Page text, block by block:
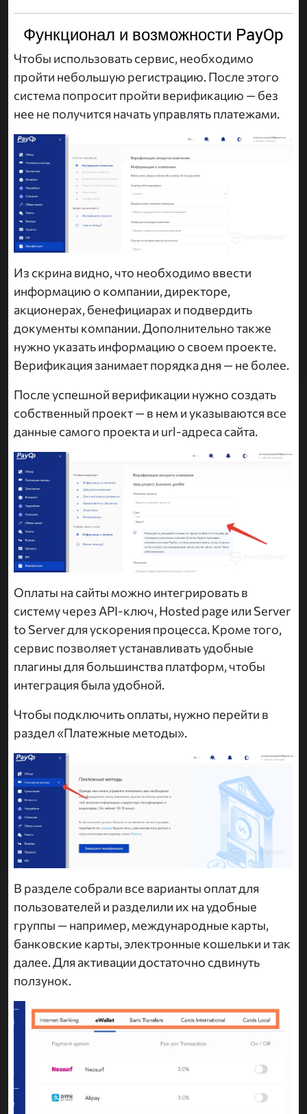
Функционал и возможности PayOp
Чтобы использовать сервис, необходимо
пройти небольшую регистрацию. После этого
система попросит пройти верификацию — без
нее не получится начать управлять платежами.
Из скрина видно, что необходимо ввести
информацию о компании, директоре,
акционерах, бенефициарах и подвердить
документы компании. Дополнительно также
нужно указать информацию о своем проекте.
Верификация занимает порядка дня — не более.
После успешной верификации нужно создать
собственный проект — в нем и указываются все
данные самого проекта и url-адреса сайта.
Оплаты на сайты можно интегрировать в
систему через API-ключ, Hosted page или Server
to Server для ускорения процесса. Кроме того,
сервис позволяет устанавливать удобные
плагины для большинства платформ, чтобы
интеграция была удобной.
Чтобы подключить оплаты, нужно перейти в
раздел «Платежные методы».
В разделе собрали все варианты оплат для
пользователей и разделили их на удобные
группы — например, международные карты,
банковские карты, электронные кошельки и так
далее. Для активации достаточно сдвинуть
ползунок.